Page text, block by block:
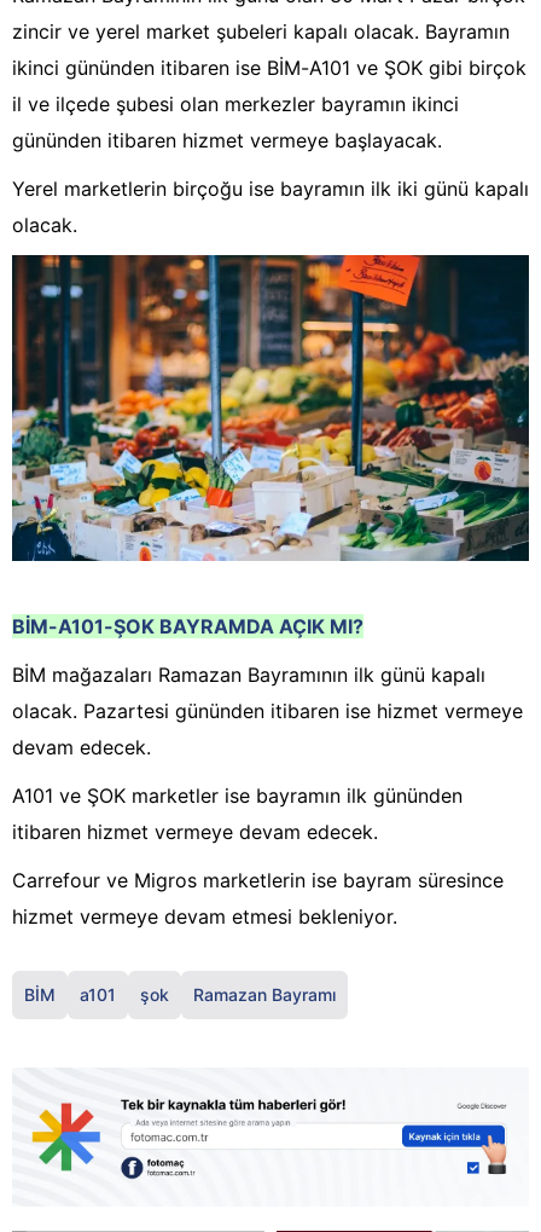
zincir ve yerel market şubeleri kapalı olacak. Bayramın
ikinci gününden itibaren ise BİM-A101 ve ŞOK gibi birçok
il ve ilçede şubesi olan merkezler bayramın ikinci
gününden itibaren hizmet vermeye başlayacak.
Yerel marketlerin birçoğu ise bayramın ilk iki günü kapalı
olacak.
BİM-A101-ŞOK BAYRAMDA AÇIK MI?
BİM mağazaları Ramazan Bayramının ilk günü kapalı
olacak. Pazartesi gününden itibaren ise hizmet vermeye
devam edecek.
A101 ve ŞOK marketler ise bayramın ilk gününden
itibaren hizmet vermeye devam edecek.
Carrefour ve Migros marketlerin ise bayram süresince
hizmet vermeye devam etmesi bekleniyor.
BİM a101 şok Ramazan Bayramı